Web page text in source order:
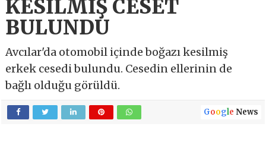
KESİLMİŞ CESET
BULUNDU
Avcılar'da otomobil içinde boğazı kesilmiş
erkek cesedi bulundu. Cesedin ellerinin de
bağlı olduğu görüldü.
Google News